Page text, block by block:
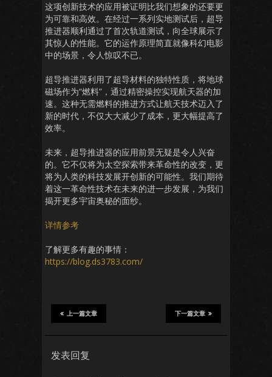
这项创新技术的应用被证明比我们想象的还要更
为可靠和高效。在经过一系列实地测试后，超导
推进器顺利通过了首次轨道测试，向全球展示了
其惊人的性能。它的运作原理简直就像科幻电影
中的场景，令人惊叹不已。
超导推进器利用了超导材料的独特性质，将地球
磁场作为“燃料”，通过精密操控实现航天器的加
速。这种无需燃料的推进方式让航天技术迈入了
新的时代，不仅大大减少了成本，更大幅提高了
效率。
未来，超导推进器的应用前景无疑是令人兴奋
的。它不仅将为太空探索带来革命性的改变，更
将为人类的科技发展开创新的可能性。我们期待
着这一革命性技术在未来的进一步发展，为我们
揭开更多宇宙奥秘的面纱。
详情参考
了解更多有趣的事情：
https://blog.ds3783.com/
下一篇文章
上一篇文章
发表回复